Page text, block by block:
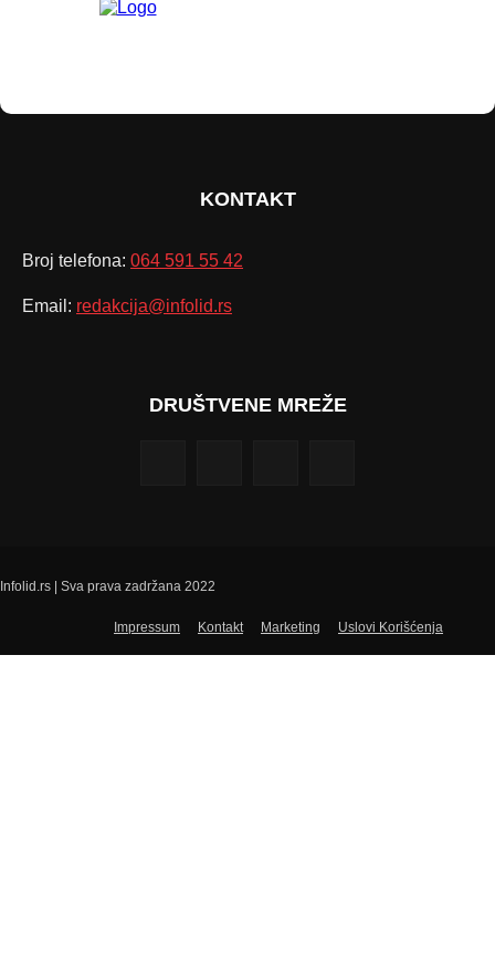
KONTAKT
Broj telefona: 064 591 55 42
Email: redakcija@infolid.rs
DRUŠTVENE MREŽE
Infolid.rs | Sva prava zadržana 2022
Impressum Kontakt Marketing Uslovi Korišćenja